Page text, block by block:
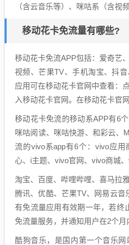
（含云音乐等）、咪咕系（含视
移动花卡免流量有哪些?
移动花卡免流APP包括：爱奇艺
视频、芒果TV、手机淘宝、抖
应用可在移动花卡官网中查看：
入移动花卡官网。在移动花卡官
移动花卡免流的移动系APP有6
咪咕阅读、咪咕快游、和彩云、
流的vivo系app有6个：vivo应
心、i主题、vivo官网、vivo商城、
淘宝、百度、哔哩哔哩、喜马拉
腾讯、优酷、芒果TV、网易云
有免流量应用有效期一年，若终
免流量服务，并通知用户在2个月
酷狗音乐，是国内第一个音乐网